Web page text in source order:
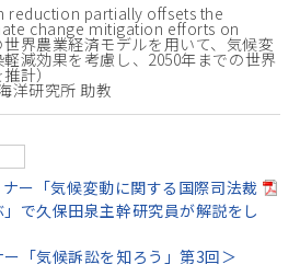
partially offsets the
change mitigation efforts on
界農業経済モデルを用いて、気候変
減効果を考慮し、2050年までの世界
計）
洋研究所 助教
ー「気候変動に関する国際司法裁
で久保田泉主幹研究員が解説をし
「気候訴訟を知ろう」第3回＞